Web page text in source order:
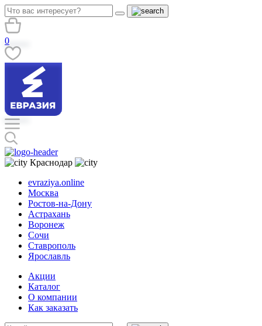
0
Краснодар
evraziya.online
Москва
Ростов-на-Дону
Астрахань
Воронеж
Сочи
Ставрополь
Ярославль
Акции
Каталог
О компании
Как заказать